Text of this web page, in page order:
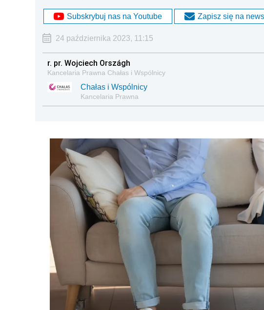
Subskrybuj nas na Youtube Zapisz się na
24 października 2023, 11:15
r. pr. Wojciech Országh
Kancelaria Prawna Chałas i Wspólnicy
Chałas i Wspólnicy
Kancelaria Prawna